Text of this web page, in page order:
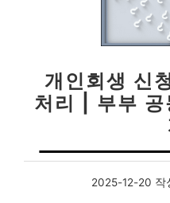
개인회생 신
처리 | 부부 공
2025-12-20 작